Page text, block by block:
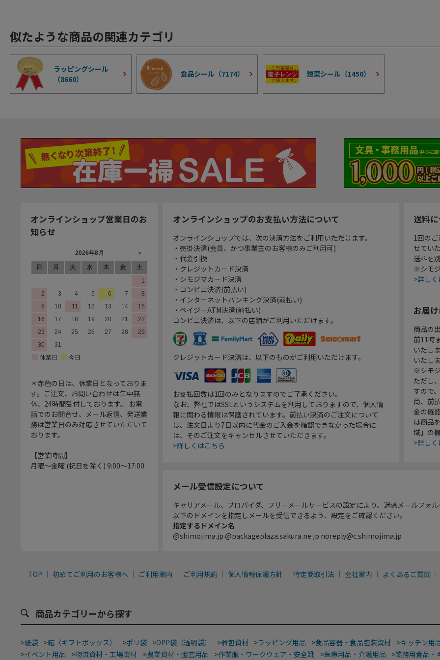
似たような商品の関連カテゴリ
ラッピングシール
（8660）
食品シール（7174） 惣菜シール（1450）
オンラインショップ営業日のお
知らせ
＊赤色の日は、休業日となっておりま
す。ご注文、お問い合わせは年中無
休、24時間受付しております。 お電
話でのお問合せ、メール返信、発送業
務は営業日のみ対応させていただいて
おります。
【営業時間】
月曜～金曜 (祝日を除く) 9:00～17:00
オンラインショップのお支払い方法について
オンラインショップでは、次の決済方法をご利用いただけます。
・売掛決済(会員、かつ事業主のお客様のみご利用可)
・代金引換
・クレジットカード決済
・シモジマカード決済
・コンビニ決済(前払い)
・インターネットバンキング決済(前払い)
・ペイジーATM決済(前払い)
コンビニ決済は、以下の店舗がご利用いただけます。
クレジットカード決済は、以下のものがご利用いただけます。
お支払回数は1回のみとなりますのでご了承ください。
なお、弊社ではSSLというシステムを利用しておりますので、個人情
報に関わる情報は保護されています。前払い決済のご注文について
は、注文日より7日以内に代金のご入金を確認できなかった場合に
は、そのご注文をキャンセルさせていただきます。
>詳しくはこちら
送料
1回の
せてい
送料を
※シモ
>詳し
お届
商品の
前11時
いたし
いたし
※シモ
ただし
すので
尚、前
金の確
は商品
域」の
>詳し
メール受信設定について
キャリアメール、プロバイダ、フリーメールサービスの設定により、迷惑メールフォ
以下のドメインを指定しメールを受信できるよう、設定をご確認ください。
指定するドメイン名
@shimojima.jp @packageplaza.sakura.ne.jp noreply@c.shimojima.jp
TOP 初めてご利用のお客様へ ご利用案内 ご利用規約 個人情報保護方針 特定商取引法 会社案内 よくあるご質問
商品カテゴリーから探す
>紙袋 >箱（ギフトボックス） >ポリ袋 >OPP袋（透明袋） >梱包資材 >ラッピング用品 >食品容器・食品包装資材 >キッチン用
>イベント用品 >物流資材・工場資材 >農業資材・園芸用品 >作業服・ワークウェア・安全靴 >医療用品・介護用品 >業務用食品・